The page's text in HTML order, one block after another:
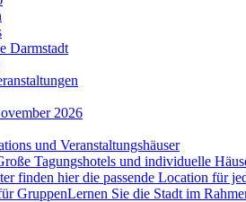
Darmstadt
2026
und Veranstaltungshäuser
Tagungshotels und individuelle
finden hier die passende Location für
GruppenLernen Sie die Stadt im